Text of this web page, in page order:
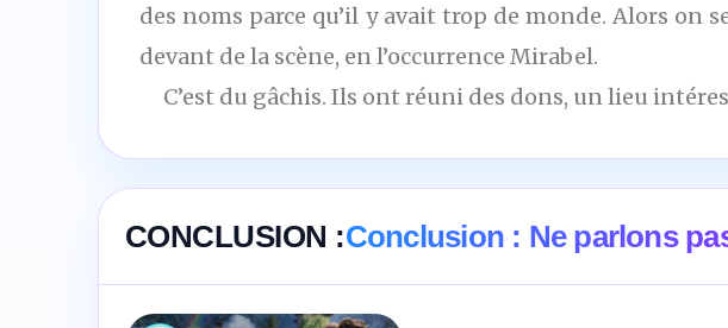
des noms parce qu’il y avait trop de monde. Alors
devant de la scène, en l’occurrence Mirabel.
C’est du gâchis. Ils ont réuni des dons, un lieu
CONCLUSION :Conclusion : Ne parlons